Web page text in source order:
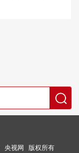
央视网 版权所有